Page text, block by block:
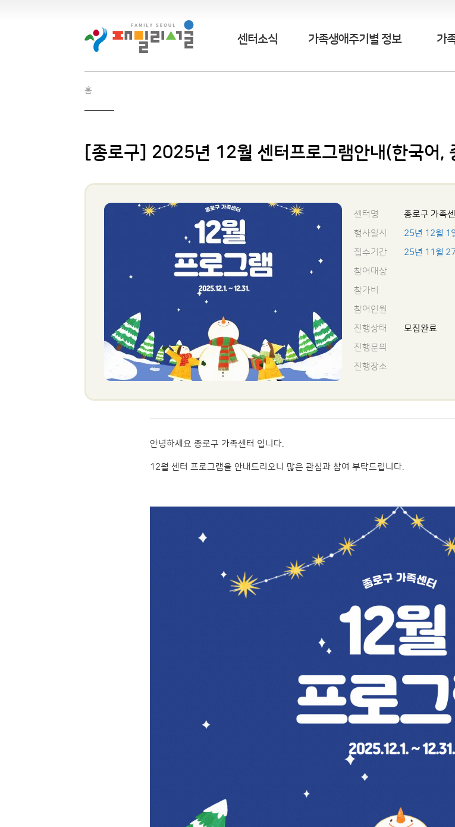
센터소식 가족생애주기별 정보 가
홈
[종로구] 2025년 12월 센터프로그램안내(한국어,
센터명
종로구 가족
행사일시
25년 12월 1
접수기간
25년 11월
참여대상
참가비
참여인원
진행상태
모집완료
진행문의
진행장소
안녕하세요 종로구 가족센터 입니다.
12월 센터 프로그램을 안내드리오니 많은 관심과 참여 부탁드립니다.